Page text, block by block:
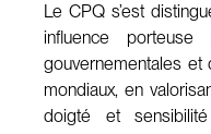
Le CPQ s’est
influence
gouvernementales et
mondiaux, en
doigté et